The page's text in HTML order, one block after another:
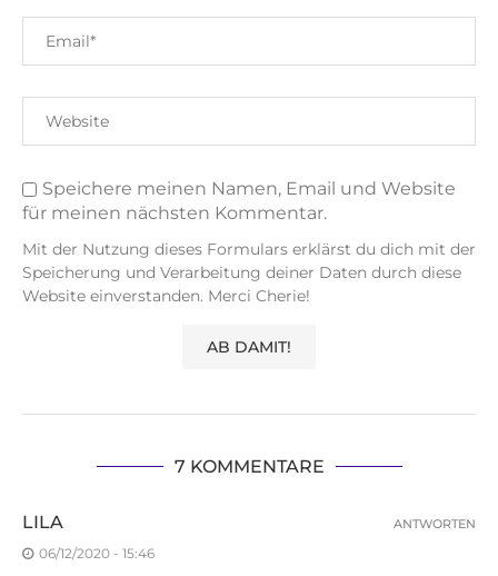
Speichere meinen Namen, Email und Website
für meinen nächsten Kommentar.
Mit der Nutzung dieses Formulars erklärst du dich mit der
Speicherung und Verarbeitung deiner Daten durch diese
Website einverstanden. Merci Cherie!
7 KOMMENTARE
LILA
06/12/2020 - 15:46
ANTWORTEN